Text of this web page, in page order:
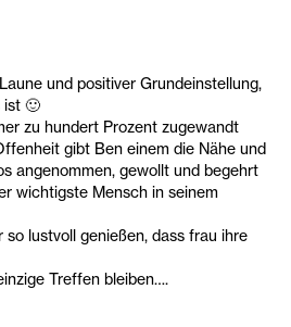
und positiver Grundeinstellung,
ist 🙂
zu hundert Prozent zugewandt
gibt Ben einem die Nähe und
angenommen, gewollt und begehrt
wichtigste Mensch in seinem
so lustvoll genießen, dass frau ihre
Treffen bleiben….